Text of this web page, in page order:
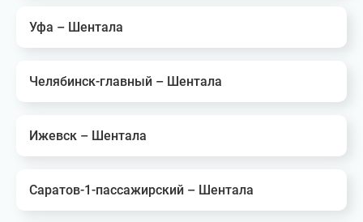
Уфа – Шентала
Челябинск-главный – Шентала
Ижевск – Шентала
Саратов-1-пассажирский – Шентала